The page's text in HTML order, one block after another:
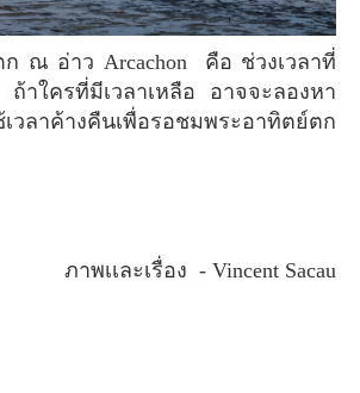
ถ้าใครที่มีเวลาเหลือ อาจจะลองหา
วลาค้างคืนเพื่อรอชมพระอาทิตย์ตก
ภาพเเละเรื่อง - Vincent Sacau